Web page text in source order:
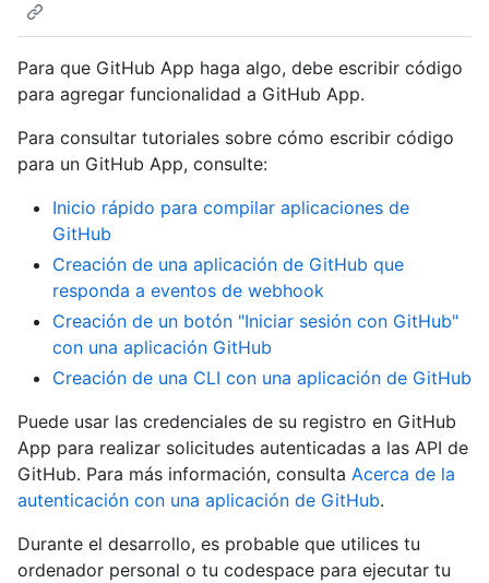
Para que GitHub App haga algo, debe escribir código
para agregar funcionalidad a GitHub App.
Para consultar tutoriales sobre cómo escribir código
para un GitHub App, consulte:
Inicio rápido para compilar aplicaciones de
GitHub
Creación de una aplicación de GitHub que
responda a eventos de webhook
Creación de un botón "Iniciar sesión con GitHub"
con una aplicación GitHub
Creación de una CLI con una aplicación de GitHub
Puede usar las credenciales de su registro en GitHub
App para realizar solicitudes autenticadas a las API de
GitHub. Para más información, consulta Acerca de la
autenticación con una aplicación de GitHub.
Durante el desarrollo, es probable que utilices tu
ordenador personal o tu codespace para ejecutar tu